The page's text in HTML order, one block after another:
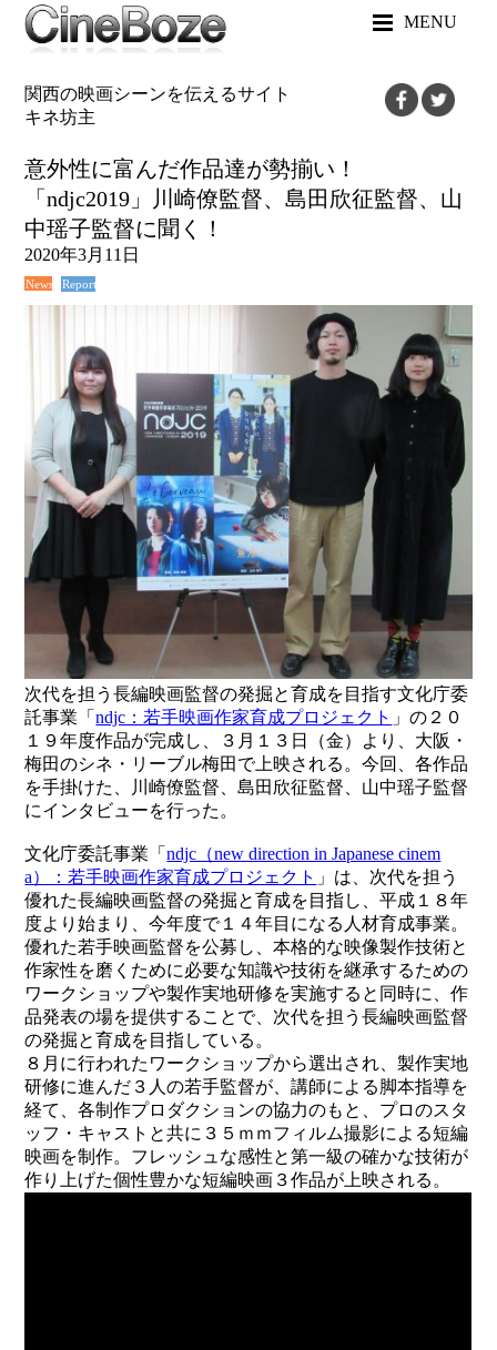
MENU
関西の映画シーンを伝えるサイト
キネ坊主
意外性に富んだ作品達が勢揃い！
「ndjc2019」川崎僚監督、島田欣征監督、山
中瑶子監督に聞く！
2020年3月11日
News Report
次代を担う長編映画監督の発掘と育成を目指す文化庁委
託事業「ndjc：若手映画作家育成プロジェクト 」の２０
１９年度作品が完成し、３月１３日（金）より、大阪・
梅田のシネ・リーブル梅田で上映される。今回、各作品
を手掛けた、川崎僚監督、島田欣征監督、山中瑶子監督
にインタビューを行った。
文化庁委託事業「ndjc（new direction in Japanese cinem
a）：若手映画作家育成プロジェクト 」は、次代を担う
優れた長編映画監督の発掘と育成を目指し、平成１８年
度より始まり、今年度で１４年目になる人材育成事業。
優れた若手映画監督を公募し、本格的な映像製作技術と
作家性を磨くために必要な知識や技術を継承するための
ワークショップや製作実地研修を実施すると同時に、作
品発表の場を提供することで、次代を担う長編映画監督
の発掘と育成を目指している。
８月に行われたワークショップから選出され、製作実地
研修に進んだ３人の若手監督が、講師による脚本指導を
経て、各制作プロダクションの協力のもと、プロのスタ
ッフ・キャストと共に３５ｍｍフィルム撮影による短編
映画を制作。フレッシュな感性と第一級の確かな技術が
作り上げた個性豊かな短編映画３作品が上映される。